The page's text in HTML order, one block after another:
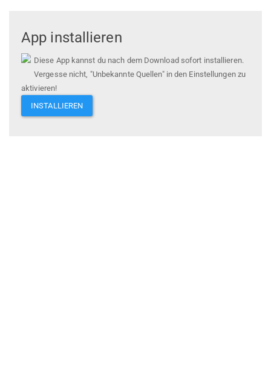
App installieren
Diese App kannst du nach dem Download sofort installieren.
Vergesse nicht, "Unbekannte Quellen" in den Einstellungen zu
aktivieren!
INSTALLIEREN